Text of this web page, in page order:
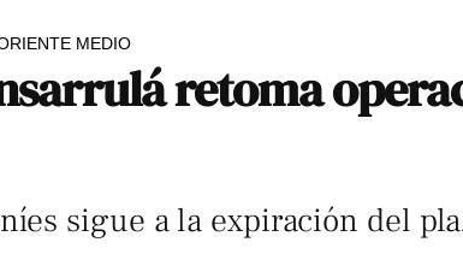
MEDIO
retoma
sigue a la expiración del